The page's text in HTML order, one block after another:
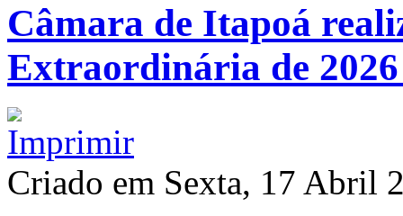
Câmara de Itapoá
Extraordinária de
Criado em Sexta, 17 Abril